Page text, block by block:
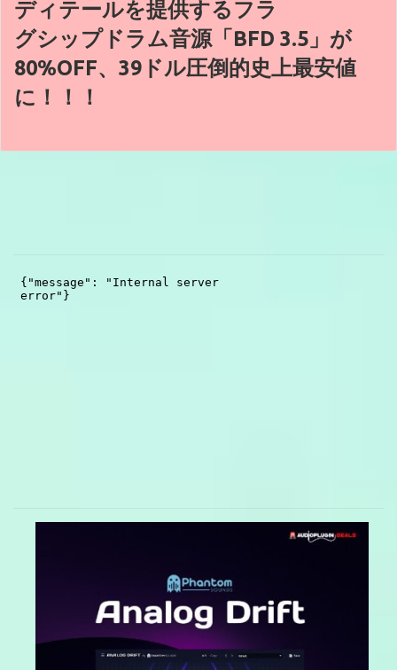
ディテールを提供するフラ
グシップドラム音源「BFD 3.5」が
80%OFF、39ドル圧倒的史上最安値
に！！！